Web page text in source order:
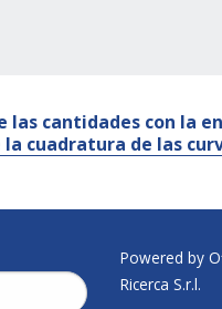
las cantidades con la
cuadratura de las
Powered by
Ricerca S.r.l.